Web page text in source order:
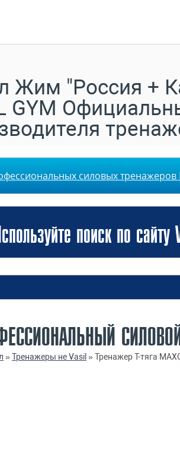
Жим "Россия +
GYM
силовых тренажеров
поиск по сайту
»Тренажеры не Vasil »Тренажер Т-тяга